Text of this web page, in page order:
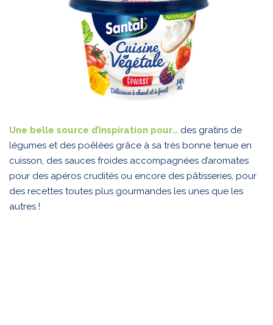
Une belle source d’inspiration pour… des gratins de
légumes et des poêlées grâce à sa très bonne tenue en
cuisson, des sauces froides accompagnées d’aromates
pour des apéros crudités ou encore des pâtisseries, pour
des recettes toutes plus gourmandes les unes que les
autres !